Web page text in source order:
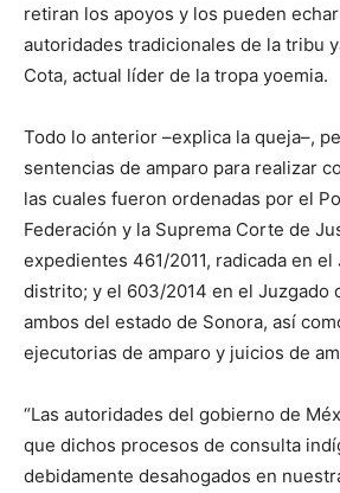
retiran los apoyos y los pueden
autoridades tradicionales de la tribu
Cota, actual líder de la tropa yoemia.
Todo lo anterior –explica la queja–,
sentencias de amparo para realizar
las cuales fueron ordenadas por el
Federación y la Suprema Corte de
expedientes 461/2011, radicada en
distrito; y el 603/2014 en el Juzgado
ambos del estado de Sonora, así
ejecutorias de amparo y juicios de
“Las autoridades del gobierno de
que dichos procesos de consulta
debidamente desahogados en